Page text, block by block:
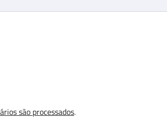
são processados.